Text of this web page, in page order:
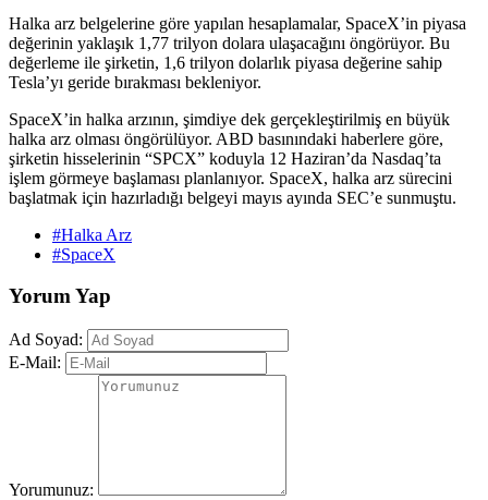
Halka arz belgelerine göre yapılan hesaplamalar, SpaceX’in piyasa
değerinin yaklaşık 1,77 trilyon dolara ulaşacağını öngörüyor. Bu
değerleme ile şirketin, 1,6 trilyon dolarlık piyasa değerine sahip
Tesla’yı geride bırakması bekleniyor.
SpaceX’in halka arzının, şimdiye dek gerçekleştirilmiş en büyük
halka arz olması öngörülüyor. ABD basınındaki haberlere göre,
şirketin hisselerinin “SPCX” koduyla 12 Haziran’da Nasdaq’ta
işlem görmeye başlaması planlanıyor. SpaceX, halka arz sürecini
başlatmak için hazırladığı belgeyi mayıs ayında SEC’e sunmuştu.
#Halka Arz
#SpaceX
Yorum Yap
Ad Soyad:
E-Mail:
Yorumunuz: